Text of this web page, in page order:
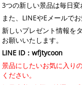
3つの新しい景品は毎日変
また、LINEやEメールでお
新しいプレゼント情報を
お願いいたします。
LINE ID：wfjtycoon
景品にしたいお気に入り
ください。